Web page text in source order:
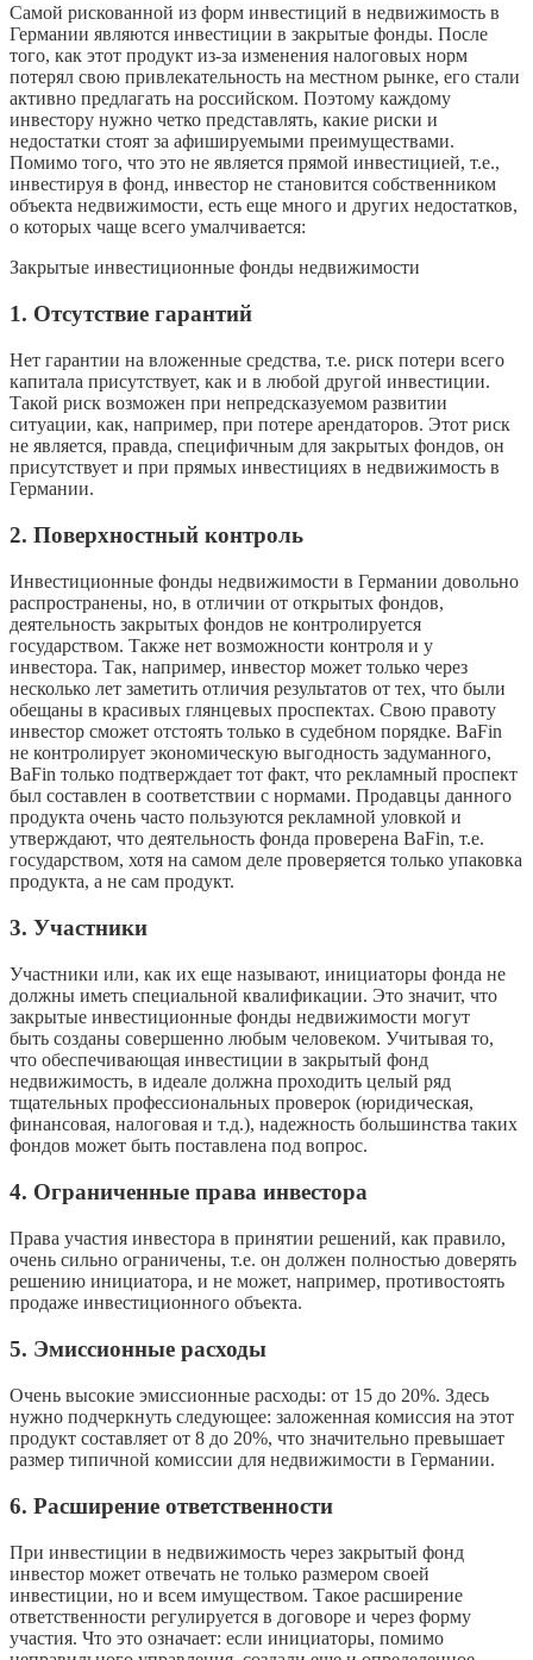
Самой рискованной из форм инвестиций в недвижимость в
Германии являются инвестиции в закрытые фонды. После
того, как этот продукт из-за изменения налоговых норм
потерял свою привлекательность на местном рынке, его стали
активно предлагать на российском. Поэтому каждому
инвестору нужно четко представлять, какие риски и
недостатки стоят за афишируемыми преимуществами.
Помимо того, что это не является прямой инвестицией, т.е.,
инвестируя в фонд, инвестор не становится собственником
объекта недвижимости, есть еще много и других недостатков,
о которых чаще всего умалчивается:
Закрытые инвестиционные фонды недвижимости
1. Отсутствие гарантий
Нет гарантии на вложенные средства, т.е. риск потери всего
капитала присутствует, как и в любой другой инвестиции.
Такой риск возможен при непредсказуемом развитии
ситуации, как, например, при потере арендаторов. Этот риск
не является, правда, специфичным для закрытых фондов, он
присутствует и при прямых инвестициях в недвижимость в
Германии.
2. Поверхностный контроль
Инвестиционные фонды недвижимости в Германии довольно
распространены, но, в отличии от открытых фондов,
деятельность закрытых фондов не контролируется
государством. Также нет возможности контроля и у
инвестора. Так, например, инвестор может только через
несколько лет заметить отличия результатов от тех, что были
обещаны в красивых глянцевых проспектах. Свою правоту
инвестор сможет отстоять только в судебном порядке. BaFin
не контролирует экономическую выгодность задуманного,
BaFin только подтверждает тот факт, что рекламный проспект
был составлен в соответствии с нормами. Продавцы данного
продукта очень часто пользуются рекламной уловкой и
утверждают, что деятельность фонда проверена BaFin, т.е.
государством, хотя на самом деле проверяется только упаковка
продукта, а не сам продукт.
3. Участники
Участники или, как их еще называют, инициаторы фонда не
должны иметь специальной квалификации. Это значит, что
закрытые инвестиционные фонды недвижимости могут
быть созданы совершенно любым человеком. Учитывая то,
что обеспечивающая инвестиции в закрытый фонд
недвижимость, в идеале должна проходить целый ряд
тщательных профессиональных проверок (юридическая,
финансовая, налоговая и т.д.), надежность большинства таких
фондов может быть поставлена под вопрос.
4. Ограниченные права инвестора
Права участия инвестора в принятии решений, как правило,
очень сильно ограничены, т.е. он должен полностью доверять
решению инициатора, и не может, например, противостоять
продаже инвестиционного объекта.
5. Эмиссионные расходы
Очень высокие эмиссионные расходы: от 15 до 20%. Здесь
нужно подчеркнуть следующее: заложенная комиссия на этот
продукт составляет от 8 до 20%, что значительно превышает
размер типичной комиссии для недвижимости в Германии.
6. Расширение ответственности
При инвестиции в недвижимость через закрытый фонд
инвестор может отвечать не только размером своей
инвестиции, но и всем имуществом. Такое расширение
ответственности регулируется в договоре и через форму
участия. Что это означает: если инициаторы, помимо